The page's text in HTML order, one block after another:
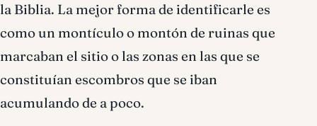
la Biblia. La mejor forma de identificarle es
como un montículo o montón de ruinas que
marcaban el sitio o las zonas en las que se
constituían escombros que se iban
acumulando de a poco.